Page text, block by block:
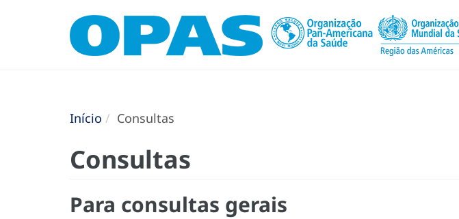
Início Consultas
Consultas
Para consultas gerais